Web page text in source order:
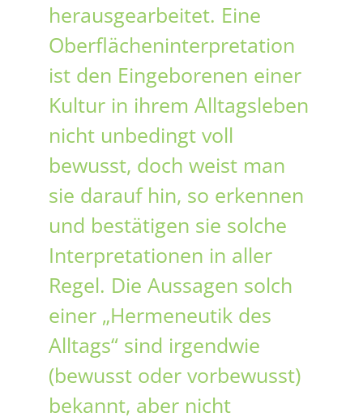
herausgearbeitet. Eine
Oberflächen­interpretation
ist den Eingeborenen einer
Kultur in ihrem Alltagsleben
nicht unbedingt voll
bewusst, doch weist man
sie darauf hin, so erkennen
und bestätigen sie solche
Interpretationen in aller
Regel. Die Aussagen solch
einer „Hermeneutik des
Alltags“ sind irgendwie
(bewusst oder vorbewusst)
bekannt, aber nicht